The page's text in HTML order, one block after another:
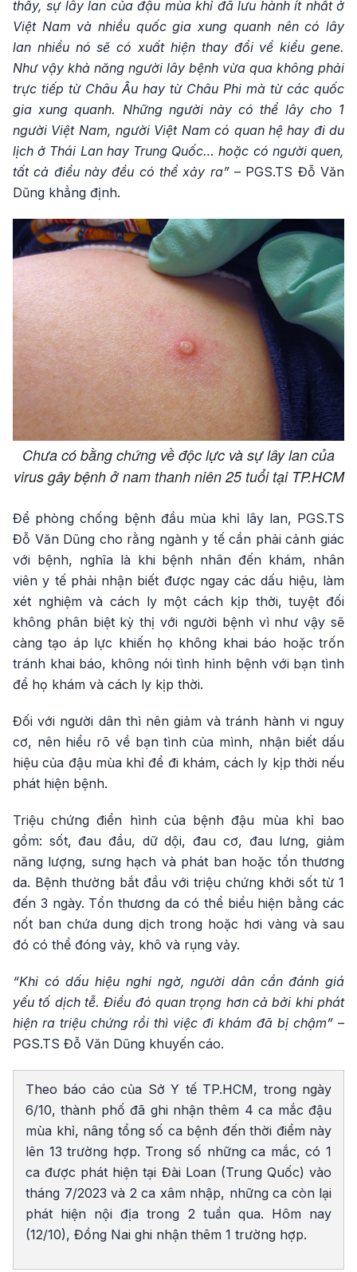
thấy, sự lây lan của đậu mùa khỉ đã lưu hành ít nhất ở
Việt Nam và nhiều quốc gia xung quanh nên có lây
lan nhiều nó sẽ có xuất hiện thay đổi về kiểu gene.
Như vậy khả năng người lây bệnh vừa qua không phải
trực tiếp từ Châu Âu hay từ Châu Phi mà từ các quốc
gia xung quanh. Những người này có thể lây cho 1
người Việt Nam, người Việt Nam có quan hệ hay đi du
lịch ở Thái Lan hay Trung Quốc… hoặc có người quen,
tất cả điều này đều có thể xảy ra”– PGS.TS Đỗ Văn
Dũng khẳng định.
Chưa có bằng chứng về độc lực và sự lây lan của
virus gây bệnh ở nam thanh niên 25 tuổi tại TP.HCM
Để phòng chống bệnh đầu mùa khỉ lây lan, PGS.TS
Đỗ Văn Dũng cho rằng ngành y tế cần phải cảnh giác
với bệnh, nghĩa là khi bệnh nhân đến khám, nhân
viên y tế phải nhận biết được ngay các dấu hiệu, làm
xét nghiệm và cách ly một cách kịp thời, tuyệt đối
không phân biệt kỳ thị với người bệnh vì như vậy sẽ
càng tạo áp lực khiến họ không khai báo hoặc trốn
tránh khai báo, không nói tình hình bệnh với bạn tình
để họ khám và cách ly kịp thời.
Đối với người dân thì nên giảm và tránh hành vi nguy
cơ, nên hiểu rõ về bạn tình của mình, nhận biết dấu
hiệu của đậu mùa khỉ để đi khám, cách ly kịp thời nếu
phát hiện bệnh.
Triệu chứng điển hình của bệnh đậu mùa khỉ bao
gồm: sốt, đau đầu, dữ dội, đau cơ, đau lưng, giảm
năng lượng, sưng hạch và phát ban hoặc tổn thương
da. Bệnh thường bắt đầu với triệu chứng khởi sốt từ 1
đến 3 ngày. Tổn thương da có thể biểu hiện bằng các
nốt ban chứa dung dịch trong hoặc hơi vàng và sau
đó có thể đóng vảy, khô và rụng vảy.
“Khi có dấu hiệu nghi ngờ, người dân cần đánh giá
yếu tố dịch tễ. Điều đó quan trọng hơn cả bởi khi phát
hiện ra triệu chứng rồi thì việc đi khám đã bị chậm” –
PGS.TS Đỗ Văn Dũng khuyến cáo.
Theo báo cáo của Sở Y tế TP.HCM, trong ngày
6/10, thành phố đã ghi nhận thêm 4 ca mắc đậu
mùa khỉ, nâng tổng số ca bệnh đến thời điểm này
lên 13 trường hợp. Trong số những ca mắc, có 1
ca được phát hiện tại Đài Loan (Trung Quốc) vào
tháng 7/2023 và 2 ca xâm nhập, những ca còn lại
phát hiện nội địa trong 2 tuần qua. Hôm nay
(12/10), Đồng Nai ghi nhận thêm 1 trường hợp.